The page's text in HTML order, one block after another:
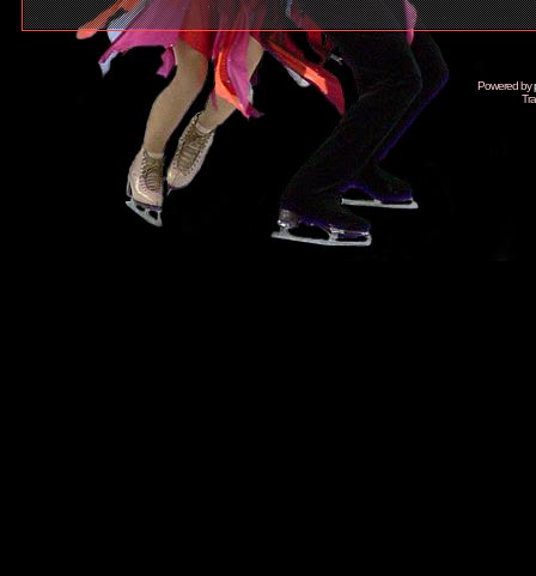
Powered by